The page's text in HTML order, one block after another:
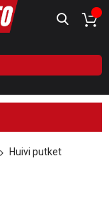
Huivi putket